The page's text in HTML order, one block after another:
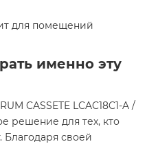
для помещений
именно эту
CASSETE LCAC18C1-A /
решение для тех, кто
своей